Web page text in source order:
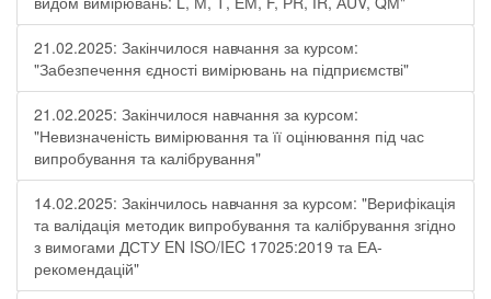
21.02.2025: Закінчилося навчання за курсом:
"Забезпечення єдності вимірювань на підприємстві"
21.02.2025: Закінчилося навчання за курсом:
"Невизначеність вимірювання та її оцінювання під час
випробування та калібрування"
14.02.2025: Закінчилось навчання за курсом: "Верифікація
та валідація методик випробування та калібрування згідно
з вимогами ДСТУ EN ISO/IEC 17025:2019 та ЕА-
рекомендацій"